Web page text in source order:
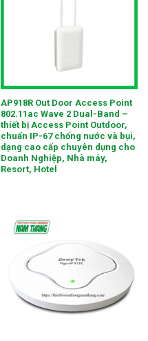
AP918R Out Door Access Point
802.11ac Wave 2 Dual-Band –
thiết bị Access Point Outdoor,
chuẩn IP-67 chống nước và bụi,
dạng cao cấp chuyên dụng cho
Doanh Nghiệp, Nhà máy,
Resort, Hotel